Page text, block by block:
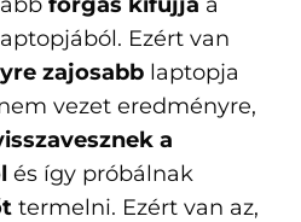
Ezért van
zajosabb laptopja
vezet eredményre,
a
és így próbálnak
termelni. Ezért van az,